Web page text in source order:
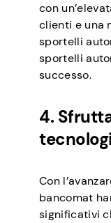
con
clienti e una
sportelli
sportelli
successo.
4.
Con
bancomat
significativi